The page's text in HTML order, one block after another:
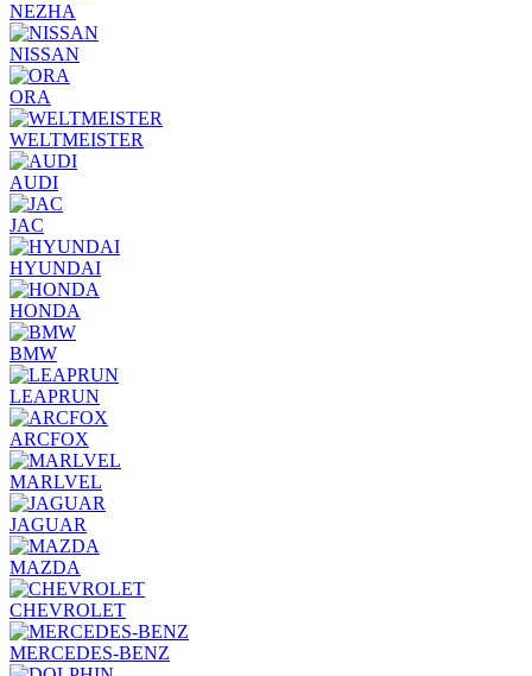
NEZHA
NISSAN
ORA
WELTMEISTER
AUDI
JAC
HYUNDAI
HONDA
BMW
LEAPRUN
ARCFOX
MARLVEL
JAGUAR
MAZDA
CHEVROLET
MERCEDES-BENZ